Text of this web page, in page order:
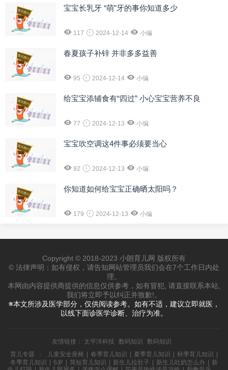
宝宝长乳牙 “萌”牙的事你知道多少
117 2024-12-14 小编
春夏孩子补锌 并非多多益善
95 2024-12-14 小编
给宝宝添辅食有“四过” 小心宝宝营养不良
77 2024-12-13 小编
宝宝吹空调这4件事必须要当心
92 2024-12-13 小编
你知道如何给宝宝正确晒太阳吗？
179 2024-12-13 小编
Copyright © 2018-2023 小朗育儿网 版权所有
© 法律声明：如有侵权，请告知网站管理员我们会在7个工作日内处
理。
本网由内容提供商提供的信息仅供参考，如有冒犯, 请直接联系本站,
我们将立即予以纠正并致歉!。
※本文所涉及医学部分，仅供阅读参考。如有不适，建议立即就医，
以线下面诊医学诊断、治疗为准。
友情链接： 太平洋科技 数码知识
数码知识
育儿专题
： 儿童安全座椅 | 春季育儿知识 | 夏季育儿知识 | 秋季育儿知识 |
冬季育儿知识 | 6岁 | 简短育儿知识 | 新生儿拉肚子 | 新生儿吐奶怎么办 | 新